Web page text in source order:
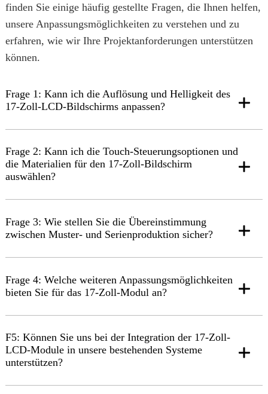
finden Sie einige häufig gestellte Fragen, die Ihnen helfen,
unsere Anpassungsmöglichkeiten zu verstehen und zu
erfahren, wie wir Ihre Projektanforderungen unterstützen
können.
Frage 1: Kann ich die Auflösung und Helligkeit des
17-Zoll-LCD-Bildschirms anpassen?
Frage 2: Kann ich die Touch-Steuerungsoptionen und
die Materialien für den 17-Zoll-Bildschirm
auswählen?
Frage 3: Wie stellen Sie die Übereinstimmung
zwischen Muster- und Serienproduktion sicher?
Frage 4: Welche weiteren Anpassungsmöglichkeiten
bieten Sie für das 17-Zoll-Modul an?
F5: Können Sie uns bei der Integration der 17-Zoll-
LCD-Module in unsere bestehenden Systeme
unterstützen?